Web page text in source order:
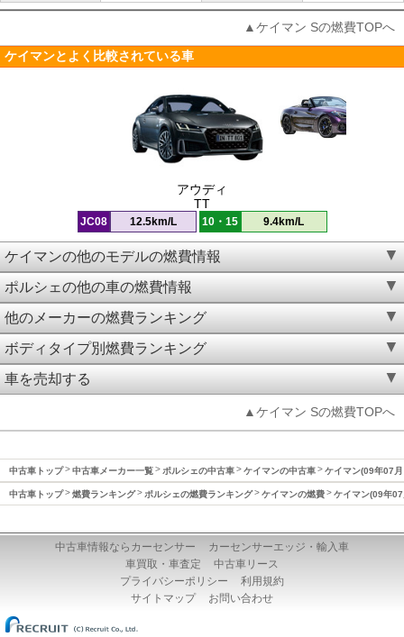
▲ケイマン Sの燃費TOPへ
ケイマンとよく比較されている車
アウディ
TT
JC08 12.5km/L 10・15 9.4km/L
ケイマンの他のモデルの燃費情報
ポルシェの他の車の燃費情報
他のメーカーの燃費ランキング
ボディタイプ別燃費ランキング
車を売却する
▲ケイマン Sの燃費TOPへ
中古車トップ 中古車メーカー一覧 ポルシェの中古車 ケイマンの中古車 ケイマン(09年07
中古車トップ 燃費ランキング ポルシェの燃費ランキング ケイマンの燃費 ケイマン(09年
中古車情報ならカーセンサー
カーセンサーエッジ・輸入車
車買取・車査定
中古車リース
プライバシーポリシー
利用規約
サイトマップ
お問い合わせ